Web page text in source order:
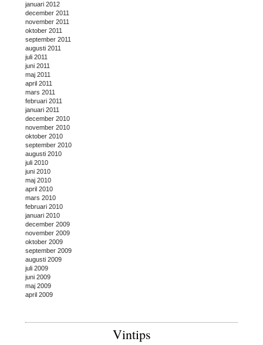
januari 2012
december 2011
november 2011
oktober 2011
september 2011
augusti 2011
juli 2011
juni 2011
maj 2011
april 2011
mars 2011
februari 2011
januari 2011
december 2010
november 2010
oktober 2010
september 2010
augusti 2010
juli 2010
juni 2010
maj 2010
april 2010
mars 2010
februari 2010
januari 2010
december 2009
november 2009
oktober 2009
september 2009
augusti 2009
juli 2009
juni 2009
maj 2009
april 2009
Vintips